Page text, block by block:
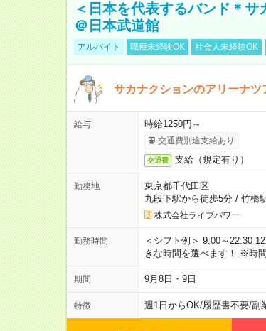
＜日本を代表するバンド＊
＠日本武道館
アルバイト 職種未経験OK 社会人未経験OK
サカナクションのアリーナツ
給与 時給1250円～
交通費別途支給あり
交通費 支給（規定有り）
勤務地
東京都千代田区
九段下駅から徒歩5分/ 竹橋
株式会社ライブパワー
勤務時間
＜シフト例＞ 9:00～22:30
きな時間を選べます！ ※時
期間 9月8日・9日
特徴 週1日からOK/履歴書不要/副